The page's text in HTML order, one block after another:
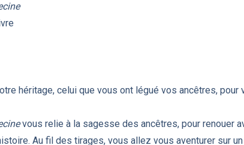
héritage, celui que vous ont légué vos ancêtres, pour
vous relie à la sagesse des ancêtres, pour renouer
Au fil des tirages, vous allez vous aventurer sur